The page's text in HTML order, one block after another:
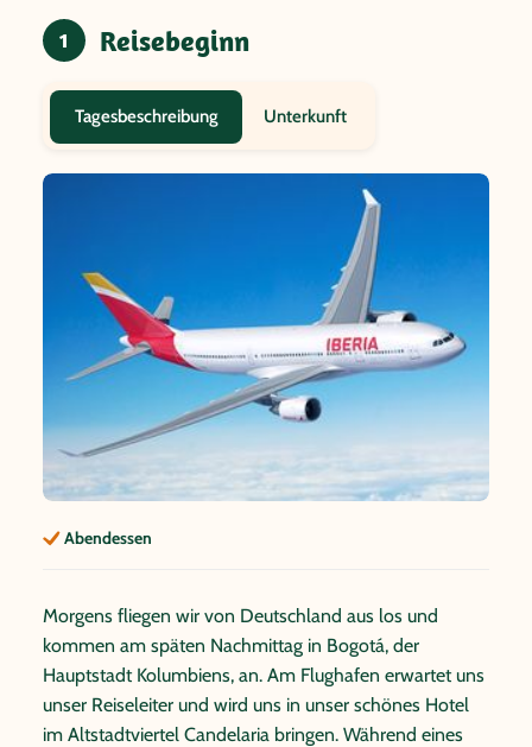
1 Reisebeginn
Tagesbeschreibung Unterkunft
Abendessen
Morgens fliegen wir von Deutschland aus los und
kommen am späten Nachmittag in Bogotá, der
Hauptstadt Kolumbiens, an. Am Flughafen erwartet uns
unser Reiseleiter und wird uns in unser schönes Hotel
im Altstadtviertel Candelaria bringen. Während eines